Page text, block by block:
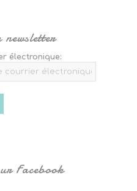
électronique:
Facebook